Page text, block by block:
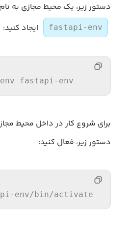
دستور زیر، یک محیط مجازی به نام
fastapi-env ایجاد کنید:
fastapi- env
برای شروع کار در داخل محیط
دستور زیر، فعال کنید:
env/bin/activate